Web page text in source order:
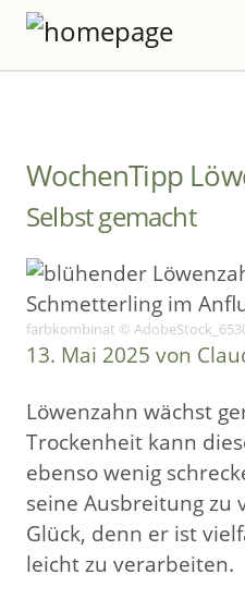
WochenTipp
Selbst gemacht
farbkombinat ©
13. Mai 2025 von
Löwenzahn wächst
Trockenheit kann
ebenso wenig
seine Ausbreitung zu
Glück, denn er ist
leicht zu verarbeiten.